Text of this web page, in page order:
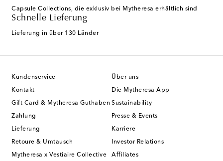
Capsule Collections, die exklusiv bei Mytheresa erhältlich sind
Schnelle Lieferung
Lieferung in über 130 Länder
Kundenservice
Kontakt
Gift Card & Mytheresa Guthaben
Zahlung
Lieferung
Retoure & Umtausch
Mytheresa x Vestiaire Collective
Über uns
Die Mytheresa App
Sustainability
Presse & Events
Karriere
Investor Relations
Affiliates